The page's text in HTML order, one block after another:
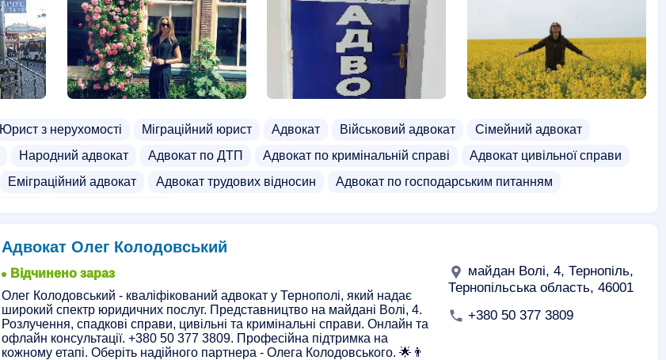
Юрист з нерухомості Міграційний юрист Адвокат Військовий адвокат
Сімейний адвокат
Народний адвокат Адвокат по ДТП Адвокат по кримінальній справі
Адвокат цивільної справи
Еміграційний адвокат Адвокат трудових відносин
Адвокат по господарським питанням
Адвокат Олег Колодовський
Відчинено зараз
Олег Колодовський - кваліфікований адвокат у Тернополі, який надає
широкий спектр юридичних послуг. Представництво на майдані Волі, 4.
Розлучення, спадкові справи, цивільні та кримінальні справи. Онлайн та
офлайн консультації. +380 50 377 3809. Професійна підтримка на
кожному етапі. Оберіть надійного партнера - Олега Колодовського. 🌟👨
майдан Волі, 4, Тернопіль,
Тернопільська область, 46001
+380 50 377 3809